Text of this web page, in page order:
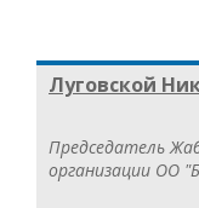
Луговской
Председатель
организации ОО